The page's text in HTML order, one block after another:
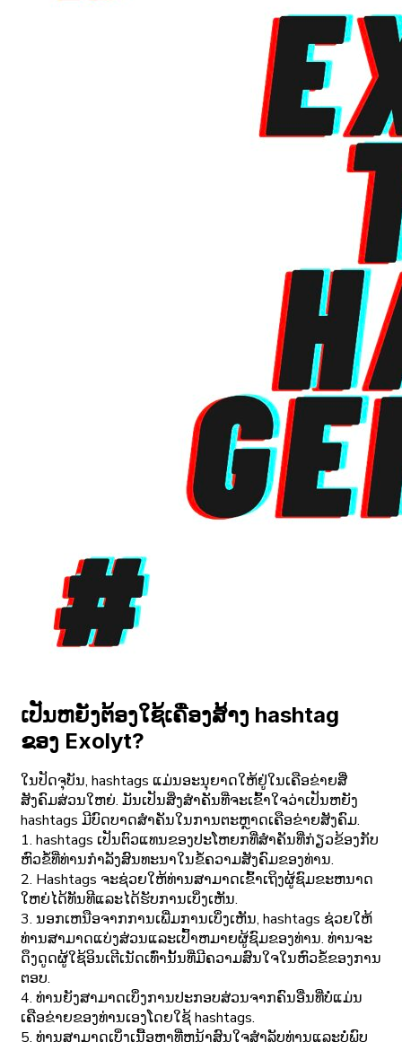
ເປັນຫຍັງຕ້ອງໃຊ້ເຄື່ອງສ້າງ hashtag
ຂອງ Exolyt?
ໃນປັດຈຸບັນ, hashtags ແມ່ນອະນຸຍາດໃຫ້ຢູ່ໃນເຄືອຂ່າຍສື່
ສັງຄົມສ່ວນໃຫຍ່. ມັນເປັນສິ່ງສໍາຄັນທີ່ຈະເຂົ້າໃຈວ່າເປັນຫຍັງ
hashtags ມີບົດບາດສໍາຄັນໃນການຕະຫຼາດເຄືອຂ່າຍສັງຄົມ.
1. hashtags ເປັນຕົວແທນຂອງປະໂຫຍກທີ່ສໍາຄັນທີ່ກ່ຽວຂ້ອງກັບ
ຫົວຂໍ້ທີ່ທ່ານກໍາລັງສົນທະນາໃນຂໍ້ຄວາມສັງຄົມຂອງທ່ານ.
2. Hashtags ຈະຊ່ວຍໃຫ້ທ່ານສາມາດເຂົ້າເຖິງຜູ້ຊົມຂະຫນາດ
ໃຫຍ່ໄດ້ທັນທີແລະໄດ້ຮັບການເບິ່ງເຫັນ.
3. ນອກເຫນືອຈາກການເພີ່ມການເບິ່ງເຫັນ, hashtags ຊ່ວຍໃຫ້
ທ່ານສາມາດແບ່ງສ່ວນແລະເປົ້າຫມາຍຜູ້ຊົມຂອງທ່ານ. ທ່ານຈະ
ດຶງດູດຜູ້ໃຊ້ອິນເຕີເນັດເທົ່ານັ້ນທີ່ມີຄວາມສົນໃຈໃນຫົວຂໍ້ຂອງການ
ຕອບ.
4. ທ່ານຍັງສາມາດເບິ່ງການປະກອບສ່ວນຈາກຄົນອື່ນທີ່ບໍ່ແມ່ນ
ເຄືອຂ່າຍຂອງທ່ານເອງໂດຍໃຊ້ hashtags.
5. ທ່ານສາມາດເບິ່ງເນື້ອຫາທີ່ຫນ້າສົນໃຈສໍາລັບທ່ານແລະບໍ່ພົບ